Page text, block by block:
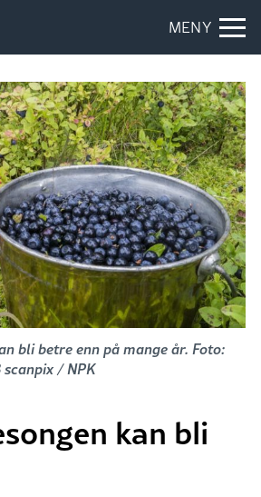
MENY
bli betre enn på mange år. Foto:
/ NPK
kan bli